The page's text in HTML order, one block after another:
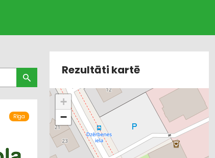
Rīga
Rezultāti kartē
+
−